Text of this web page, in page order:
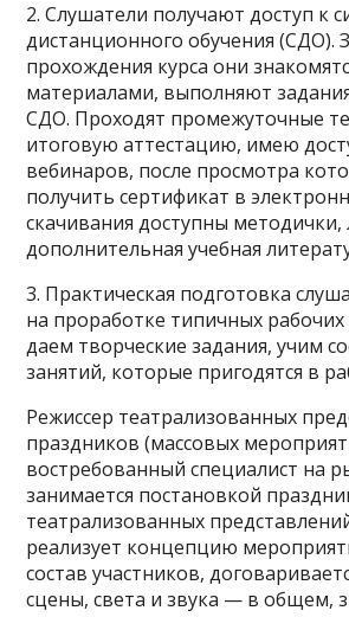
2. Слушатели получают доступ к
дистанционного обучения (СДО).
прохождения курса они
материалами, выполняют
СДО. Проходят промежуточные
итоговую аттестацию, имею
вебинаров, после просмотра
получить сертификат в
скачивания доступны методички,
дополнительная учебная
3. Практическая подготовка
на проработке типичных
даем творческие задания, учим
занятий, которые пригодятся в
Режиссер театрализованных
праздников (массовых
востребованный специалист на
занимается постановкой
театрализованных
реализует концепцию
состав участников,
сцены, света и звука — в общем,